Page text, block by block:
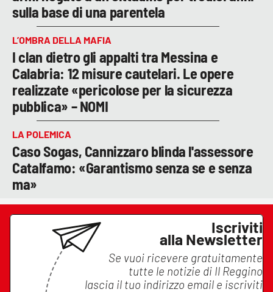
sulla base di una parentela
L’OMBRA DELLA MAFIA
I clan dietro gli appalti tra Messina e
Calabria: 12 misure cautelari. Le opere
realizzate «pericolose per la sicurezza
pubblica» – NOMI
LA POLEMICA
Caso Sogas, Cannizzaro blinda l'assessore
Catalfamo: «Garantismo senza se e senza
ma»
Iscriviti
alla Newsletter
Se vuoi ricevere gratuitamente
tutte le notizie di Il Reggino
lascia il tuo indirizzo email e iscriviti